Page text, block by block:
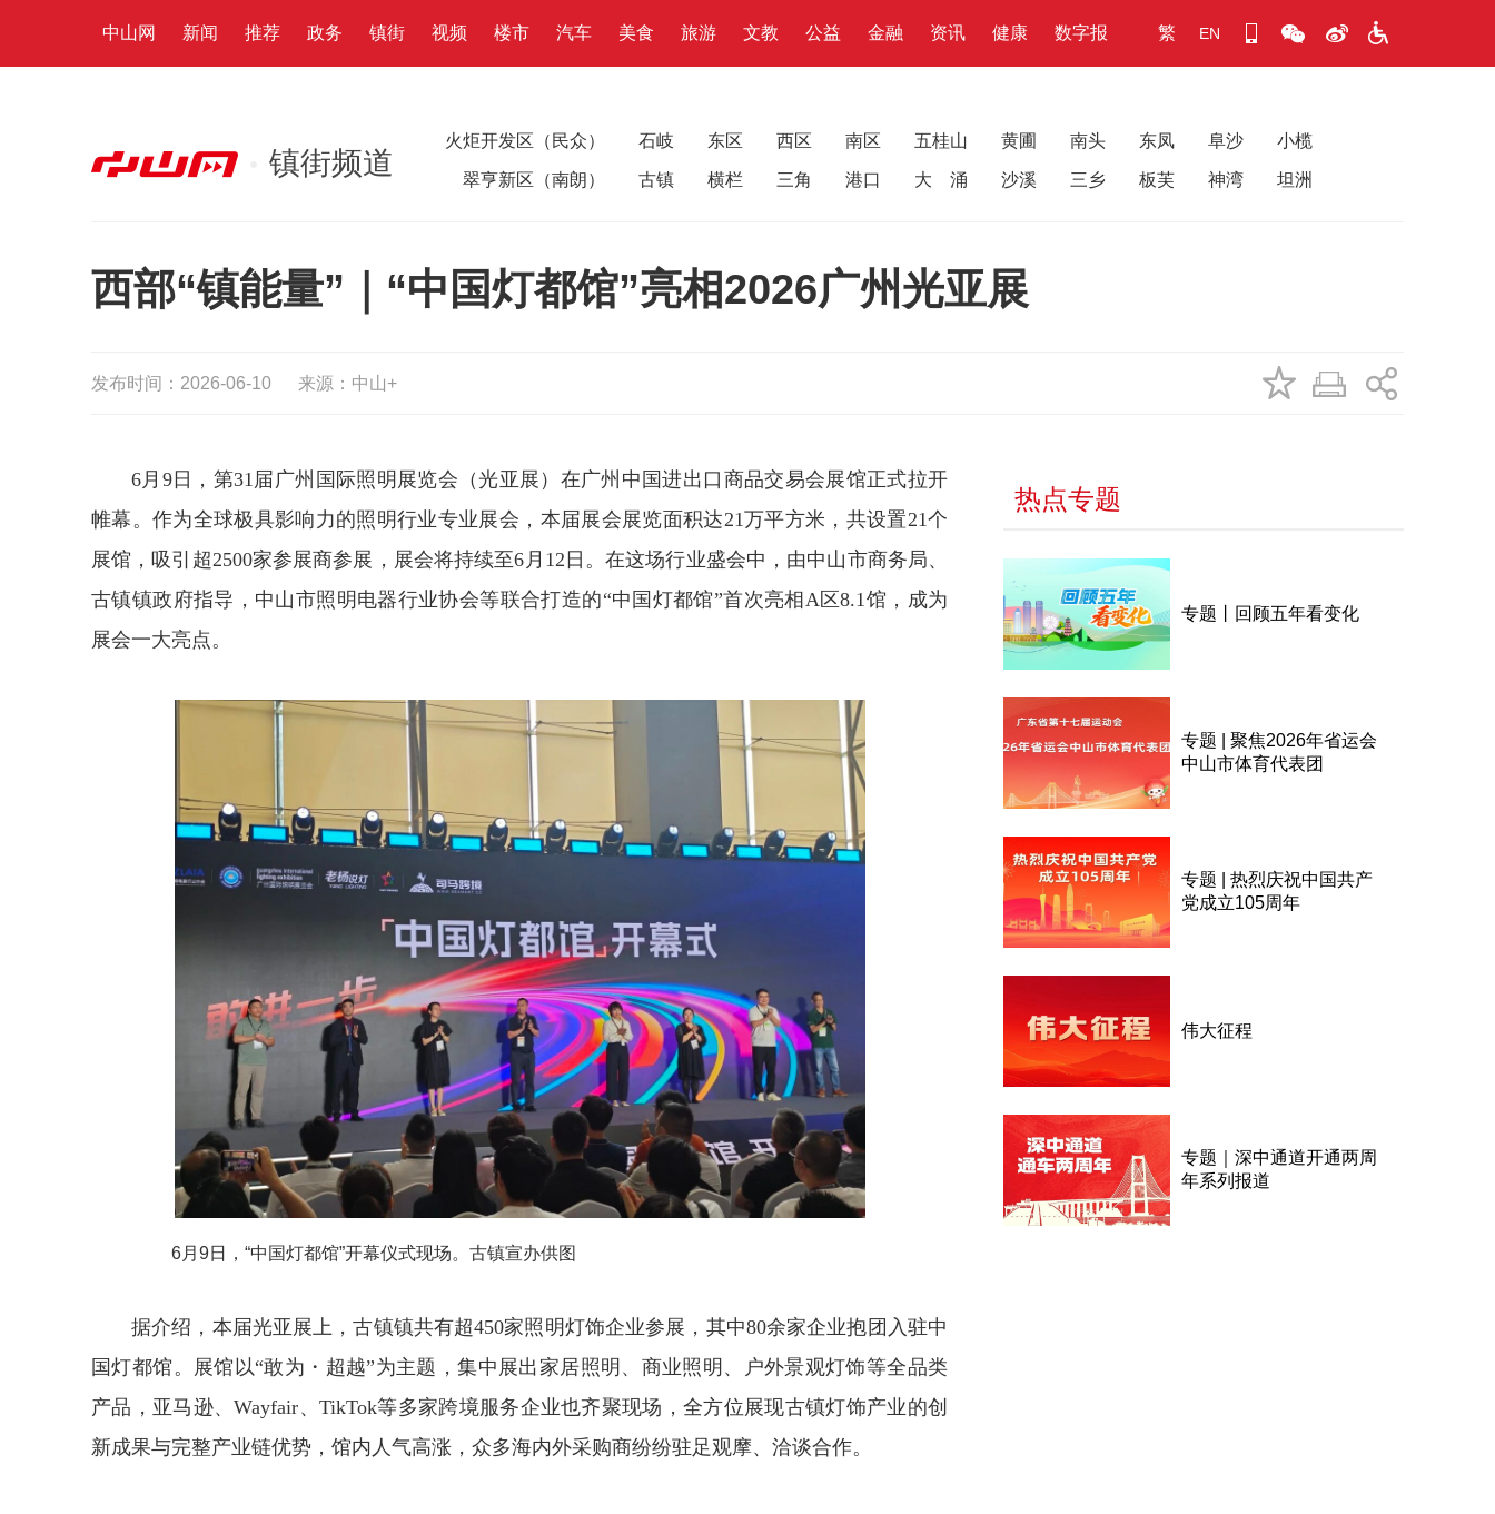
中山网 新闻 推荐 政务 镇街 视频 楼市 汽车 美食 旅游 文教 公益 金融 资讯 健康 数字报 繁 EN
镇街频道
火炬开发区（民众） 石岐 东区 西区 南区 五桂山 黄圃 南头 东凤 阜沙 小榄
翠亨新区（南朗） 古镇 横栏 三角 港口 大 涌 沙溪 三乡 板芙 神湾 坦洲
西部“镇能量”｜“中国灯都馆”亮相2026广州光亚展
发布时间：2026-06-10 来源：中山+
6月9日，第31届广州国际照明展览会（光亚展）在广州中国进出口商品交易会展馆正式拉开
帷幕。作为全球极具影响力的照明行业专业展会，本届展会展览面积达21万平方米，共设置21个
展馆，吸引超2500家参展商参展，展会将持续至6月12日。在这场行业盛会中，由中山市商务局、
古镇镇政府指导，中山市照明电器行业协会等联合打造的“中国灯都馆”首次亮相A区8.1馆，成为
展会一大亮点。
6月9日，“中国灯都馆”开幕仪式现场。古镇宣办供图
据介绍，本届光亚展上，古镇镇共有超450家照明灯饰企业参展，其中80余家企业抱团入驻中
国灯都馆。展馆以“敢为・超越”为主题，集中展出家居照明、商业照明、户外景观灯饰等全品类
产品，亚马逊、Wayfair、TikTok等多家跨境服务企业也齐聚现场，全方位展现古镇灯饰产业的创
新成果与完整产业链优势，馆内人气高涨，众多海内外采购商纷纷驻足观摩、洽谈合作。
热点专题
专题丨回顾五年看变化
专题 | 聚焦2026年省运会
中山市体育代表团
专题 | 热烈庆祝中国共产
党成立105周年
伟大征程
专题｜深中通道开通两周
年系列报道